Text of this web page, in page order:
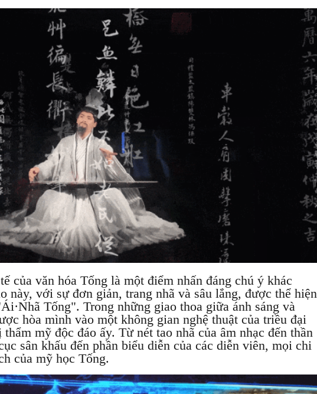
của văn hóa Tống là một điểm nhấn đáng chú ý khác
này, với sự đơn giản, trang nhã và sâu lắng, được thể hiện
Tống". Trong những giao thoa giữa ánh sáng và
hòa mình vào một không gian nghệ thuật của triều đại
mỹ độc đáo ấy. Từ nét tao nhã của âm nhạc đến thần
sân khấu đến phần biểu diễn của các diễn viên, mọi chi
của mỹ học Tống.